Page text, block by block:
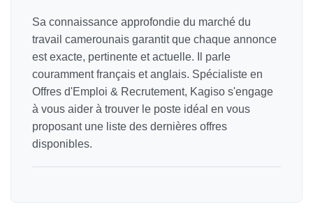
Sa connaissance approfondie du marché du
travail camerounais garantit que chaque annonce
est exacte, pertinente et actuelle. Il parle
couramment français et anglais. Spécialiste en
Offres d'Emploi & Recrutement, Kagiso s'engage
à vous aider à trouver le poste idéal en vous
proposant une liste des dernières offres
disponibles.